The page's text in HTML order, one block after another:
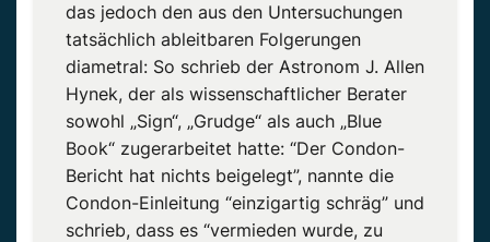
das jedoch den aus den Untersuchungen
tatsächlich ableitbaren Folgerungen
diametral: So schrieb der Astronom J. Allen
Hynek, der als wissenschaftlicher Berater
sowohl „Sign“, „Grudge“ als auch „Blue
Book“ zugerarbeitet hatte: “Der Condon-
Bericht hat nichts beigelegt”, nannte die
Condon-Einleitung “einzigartig schräg” und
schrieb, dass es “vermieden wurde, zu